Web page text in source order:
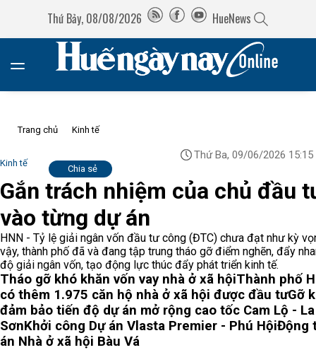
Thứ Bảy, 08/08/2026 HueNews
Trang chủ Kinh tế
Kinh tế
Thứ Ba, 09/06/2026 15:15
Chia sẻ
Gắn trách nhiệm của chủ đầu
vào từng dự án
HNN - Tỷ lệ giải ngân vốn đầu tư công (ĐTC) chưa đạt như kỳ
vậy, thành phố đã và đang tập trung tháo gỡ điểm nghẽn, đẩy
độ giải ngân vốn, tạo động lực thúc đẩy phát triển kinh tế.
Tháo gỡ khó khăn vốn vay nhà ở xã hộiThành phố
có thêm 1.975 căn hộ nhà ở xã hội được đầu tưGỡ
đảm bảo tiến độ dự án mở rộng cao tốc Cam Lộ - La
SơnKhởi công Dự án Vlasta Premier - Phú HộiĐộng
án Nhà ở xã hội Bàu Vá